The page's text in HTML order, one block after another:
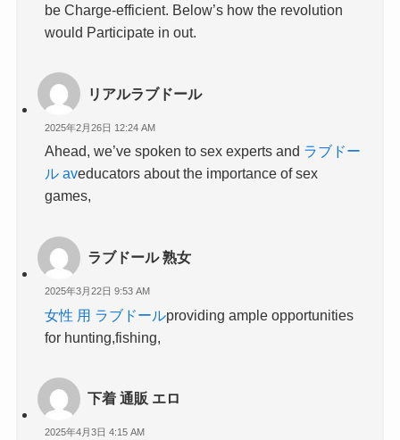
be Charge-efficient. Below’s how the revolution
would Participate in out.
リアルラブドール
2025年2月26日 12:24 AM
Ahead, we’ve spoken to sex experts and ラブドー
ル aveducators about the importance of sex
games,
ラブドール 熟女
2025年3月22日 9:53 AM
女性 用 ラブドールproviding ample opportunities
for hunting,fishing,
下着 通販 エロ
2025年4月3日 4:15 AM